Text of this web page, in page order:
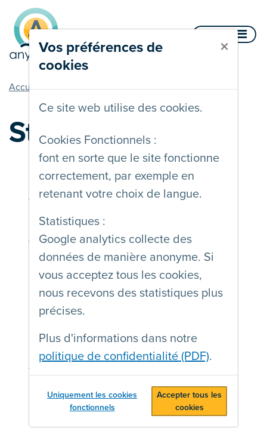
Vos préférences de
cookies
×
Ce site web utilise des cookies.
Cookies Fonctionnels :
font en sorte que le site fonctionne
correctement, par exemple en
retenant votre choix de langue.
Statistiques :
Google analytics collecte des
données de manière anonyme. Si
vous acceptez tous les cookies,
nous recevons des statistiques plus
précises.
Plus d'informations dans notre
politique de confidentialité (PDF).
Uniquement les cookies
fonctionnels
Accepter tous les
cookies
Aller au contenu
Accueil Documentation Standards et lois
Standards et lois
Web Content
Accessibility
Guidelines
Les Web content Accessibility
Guidelines ou, en français, Règles pour
l'accessibilité des contenus web sont le
standard pour l'accessibilité des sites
web et des documents électroniques. Il
s'agit d'…